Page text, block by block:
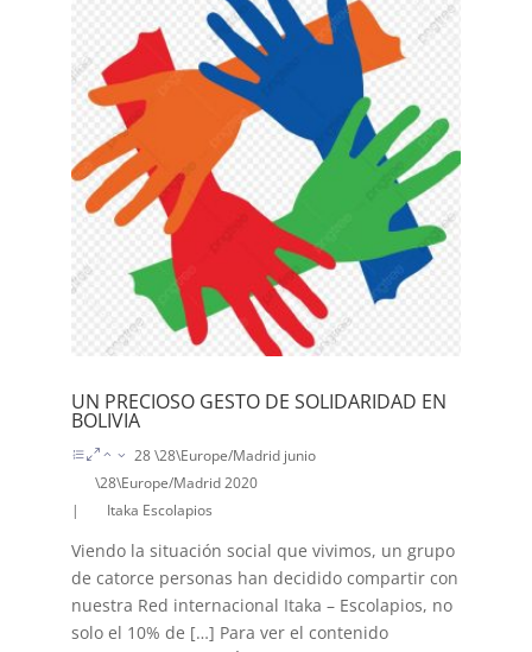
UN PRECIOSO GESTO DE SOLIDARIDAD EN
BOLIVIA
28 \28\Europe/Madrid junio
\28\Europe/Madrid 2020
|
Itaka Escolapios
Viendo la situación social que vivimos, un grupo
de catorce personas han decidido compartir con
nuestra Red internacional Itaka – Escolapios, no
solo el 10% de […] Para ver el contenido